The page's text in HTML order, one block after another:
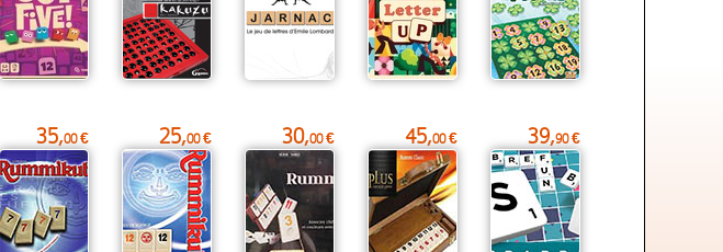
35,00 € 25,00 € 30,00 € 45,00 € 39,90 €